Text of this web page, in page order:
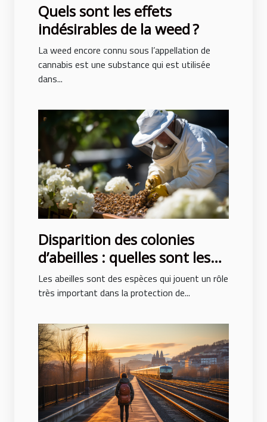
Quels sont les effets
indésirables de la weed ?
La weed encore connu sous l’appellation de
cannabis est une substance qui est utilisée
dans...
Disparition des colonies
d’abeilles : quelles sont les
causes ?
Les abeilles sont des espèces qui jouent un rôle
très important dans la protection de...